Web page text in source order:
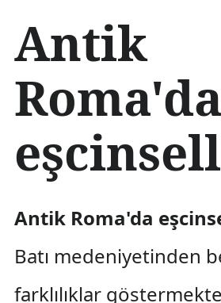
r
i
e
t
Antik
Roma'da
Antik Roma'da
Batı medeniyetinden
farklılıklar